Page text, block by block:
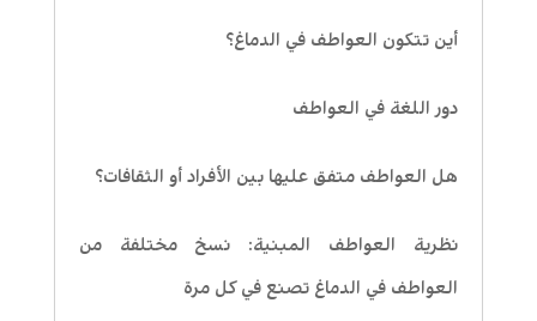
أين تتكون العواطف في الدماغ؟
دور اللغة في العواطف
هل العواطف متفق عليها بين الأفراد أو الثقافات؟
نظرية العواطف المبنية: نسخ مختلفة من
العواطف في الدماغ تصنع في كل مرة